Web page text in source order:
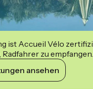
ist Accueil Vélo
Radfahrer zu empfangen.
ansehen